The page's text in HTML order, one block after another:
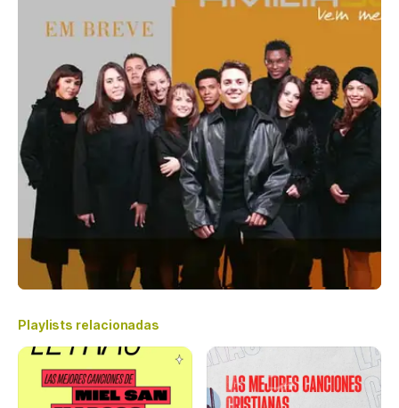
Playlists relacionadas